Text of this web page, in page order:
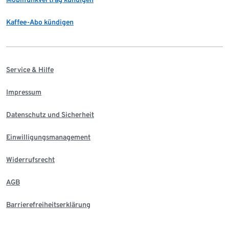
Kaffee-Abo kündigen
Service & Hilfe
Impressum
Datenschutz und Sicherheit
Einwilligungsmanagement
Widerrufsrecht
AGB
Barrierefreiheitserklärung